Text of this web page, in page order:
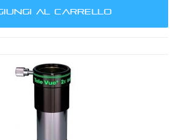
AL CARRELLO